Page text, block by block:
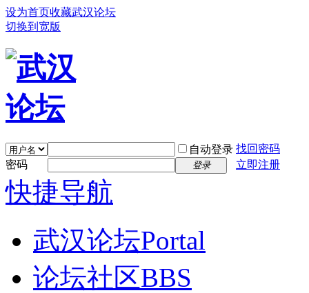
设为首页收藏武汉论坛
切换到宽版
自动登录 找回密码
密码
登录 立即注册
快捷导航
武汉论坛Portal
论坛社区BBS